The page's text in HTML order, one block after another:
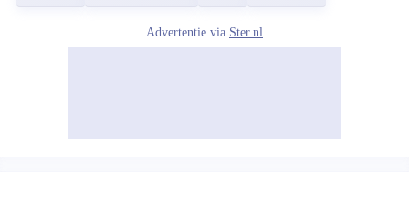
Advertentie via Ster.nl